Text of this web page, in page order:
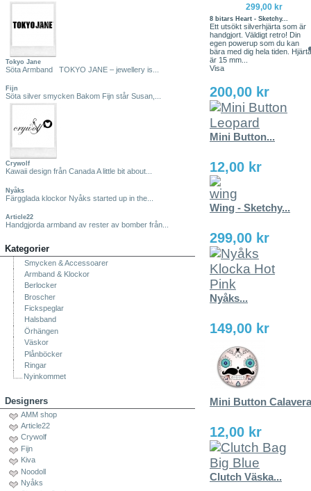
Tokyo Jane
Söta Armband TOKYO JANE – jewellery is...
Fijn
Söta silver smycken Bakom Fijn står Susan,...
Crywolf
Kawaii design från Canada A little bit about...
Nyåks
Färgglada klockor Nyåks started up in the...
Article22
Handgjorda armband av rester av bomber från...
Kategorier
Smycken & Accessoarer
Armband & Klockor
Berlocker
Broscher
Fickspeglar
Halsband
Örhängen
Väskor
Plånböcker
Ringar
Nyinkommet
Designers
AMM shop
Article22
Crywolf
Fijn
Kiva
Noodoll
Nyåks
299,00 kr
8 bitars Heart - Sketchy...
Ett utsökt silverhjärta som är
handgjort. Väldigt retro! Din
egen powerup som du kan
bära med dig hela tiden.
är 15 mm...
Visa
200,00 kr
Mini Button...
12,00 kr
Wing - Sketchy...
299,00 kr
Nyåks...
149,00 kr
Mini Button Calavera
12,00 kr
Clutch Väska...